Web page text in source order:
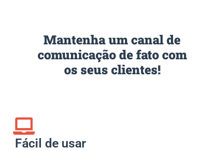
Mantenha um canal de
comunicação de fato com
os seus clientes!
Fácil de usar